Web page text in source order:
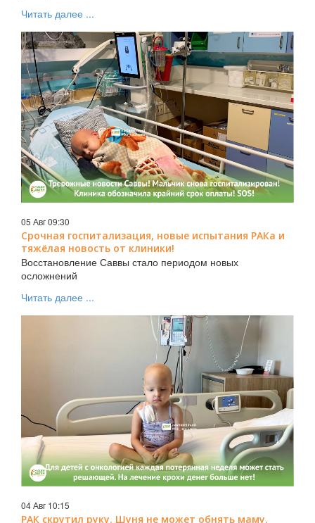
Читать далее ...
05 Авг 09:30
Срочная госпитализация, новые испытания РАКа и
тяжёлая новость от клиники!
Восстановление Саввы стало периодом новых
осложнений
Читать далее ...
04 Авг 10:15
РАК скрутил руку. Шуня не может обнять маму.